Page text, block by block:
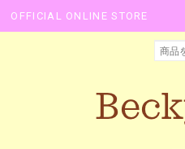
OFFICIAL ONLINE STORE